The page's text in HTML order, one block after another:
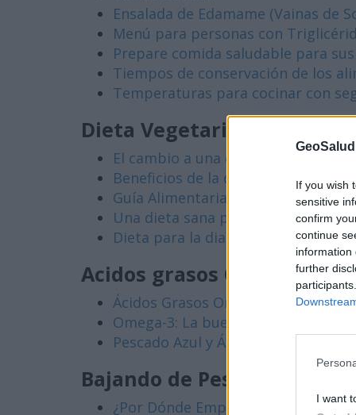
If you wish
sensitive
confirm
continue
information
further
I want
Ensalada de Edamame (Vainas de
Menú para personas con
Prepare comida saludable para
Tiempos de conservación de los
Temperaturas para cocinar con
Dieta Vegetariana
El cambio a una dieta vegetariana
Beneficios de la dieta vegetariana
Guía Alimentaria Vegetariana para
Una dieta sana para un corazón
Dieta para la diabetes
Acidos grasos Omega 3 y 6
Ácidos Grasos Omega 3 y 6
Omega-3: La buena grasa
Pescado Azul y Ácidos Grasos
Bajando de Peso
¿Por Dónde Empiezo?